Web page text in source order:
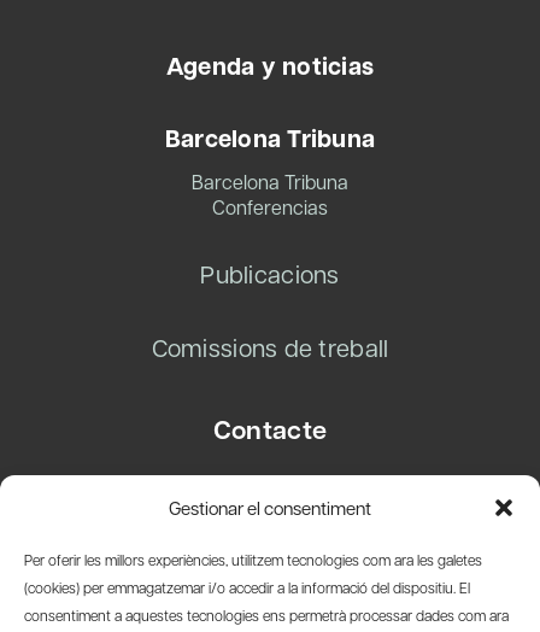
Gestionar el consentiment
Per oferir les millors experiències, utilitzem tecnologies com ara les galetes
(cookies) per emmagatzemar i/o accedir a la informació del dispositiu. El
consentiment a aquestes tecnologies ens permetrà processar dades com ara
Agenda y noticias
Barcelona Tribuna
Barcelona Tribuna
Conferencias
Publicacions
Comissions de treball
Contacte
08003 Barcelona
info@amicsdelpais.com